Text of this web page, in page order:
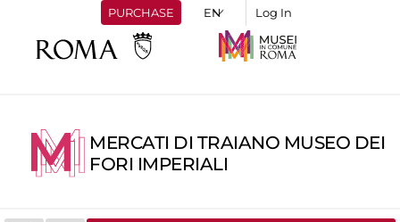
PURCHASE Log In
MERCATI DI TRAIANO MUSEO DEI
FORI IMPERIALI